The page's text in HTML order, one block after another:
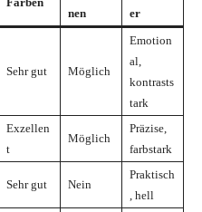
nen
er
Sehr gut Möglich
Emotion
al,
kontrasts
tark
Exzellen
t
Möglich
Präzise,
farbstark
Sehr gut Nein
Praktisch
, hell